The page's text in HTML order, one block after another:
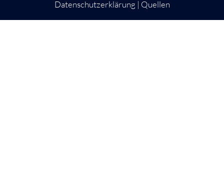
Datenschutzerklärung | Quellen